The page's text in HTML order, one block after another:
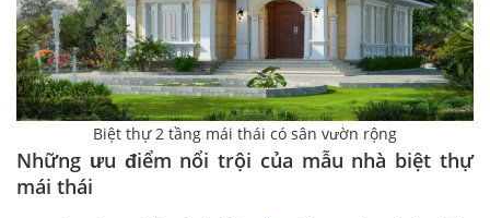
Biệt thự 2 tầng mái thái có sân vườn rộng
Những ưu điểm nổi trội của mẫu nhà biệt thự
mái thái